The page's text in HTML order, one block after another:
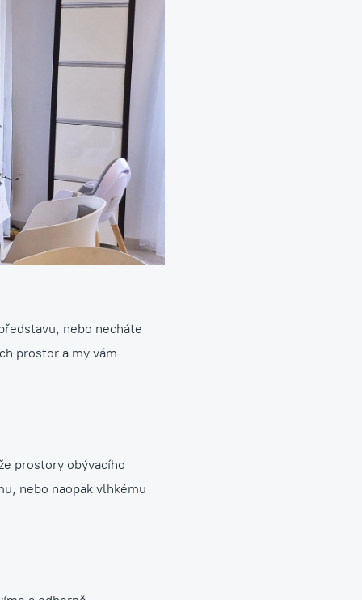
Návrhy, realizace a údržba teras
Aranžmá, floristika, dekorace
nebo necháte
prostor a my vám
prostory obývacího
nebo naopak vlhkému